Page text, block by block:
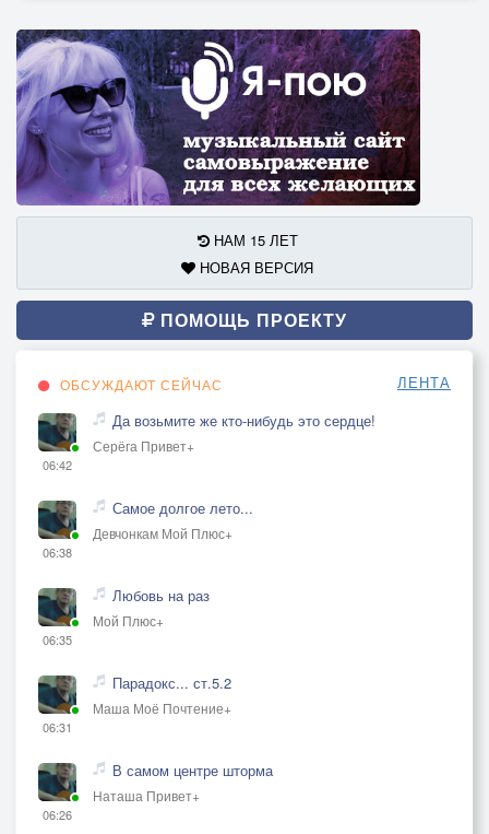
НАМ 15 ЛЕТ
НОВАЯ ВЕРСИЯ
ПОМОЩЬ ПРОЕКТУ
ОБСУЖДАЮТ СЕЙЧАС ЛЕНТА
06:42
Да возьмите же кто-нибудь это сердце!
Серёга Привет+
06:38
Самое долгое лето...
Девчонкам Мой Плюс+
06:35
Любовь на раз
Мой Плюс+
06:31
Парадокс... ст.5.2
Маша Моё Почтение+
06:26
В самом центре шторма
Наташа Привет+